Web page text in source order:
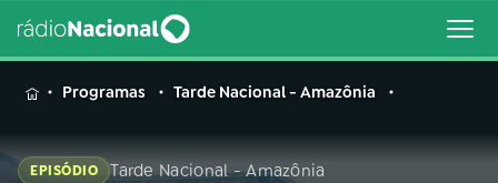
MENUProgramas Tarde Nacional - Amazônia
EPISÓDIO Tarde Nacional - Amazônia